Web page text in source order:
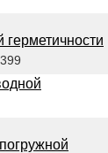
герметичности